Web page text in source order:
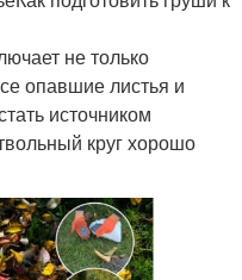
не только
опавшие листья и
источником
круг хорошо